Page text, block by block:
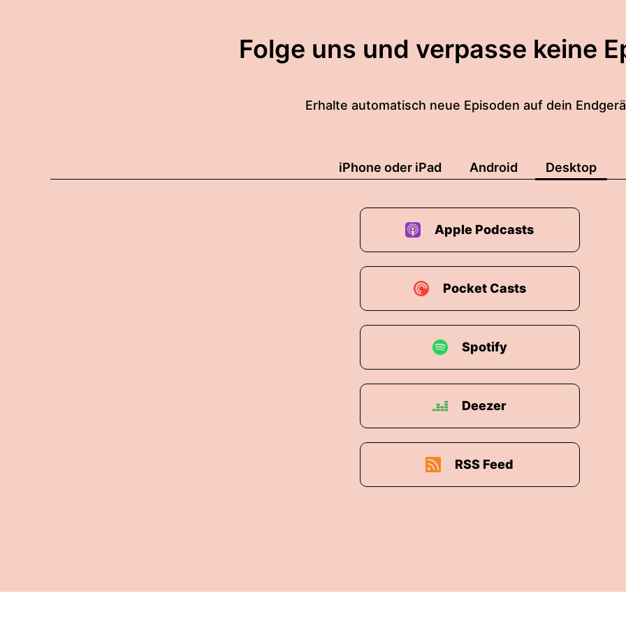
Folge uns und verpasse keine
Erhalte automatisch neue Episoden auf dein
iPhone oder iPad Android Desktop
Apple Podcasts
Pocket Casts
Spotify
Deezer
RSS Feed